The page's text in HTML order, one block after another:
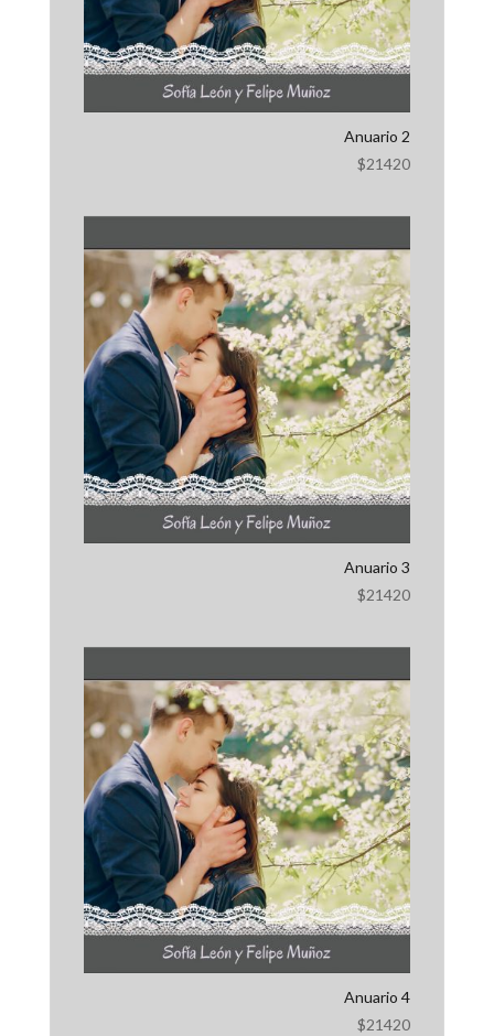
Anuario 2
$21420
Anuario 3
$21420
Anuario 4
$21420